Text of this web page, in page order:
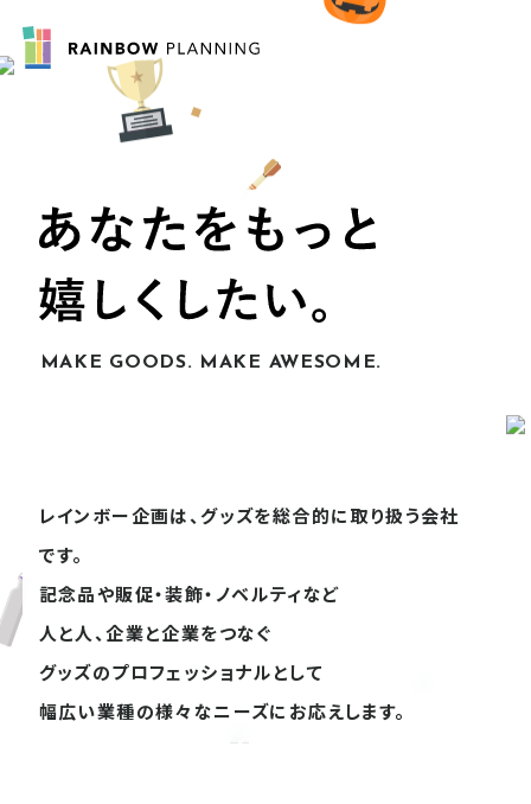
MAKE GOODS. MAKE AWESOME.
レインボー企画は、グッズを総合的に取り扱う会社
です。
記念品や販促・装飾・ノベルティなど
人と人、企業と企業をつなぐ
グッズのプロフェッショナルとして
幅広い業種の様々なニーズにお応えします。